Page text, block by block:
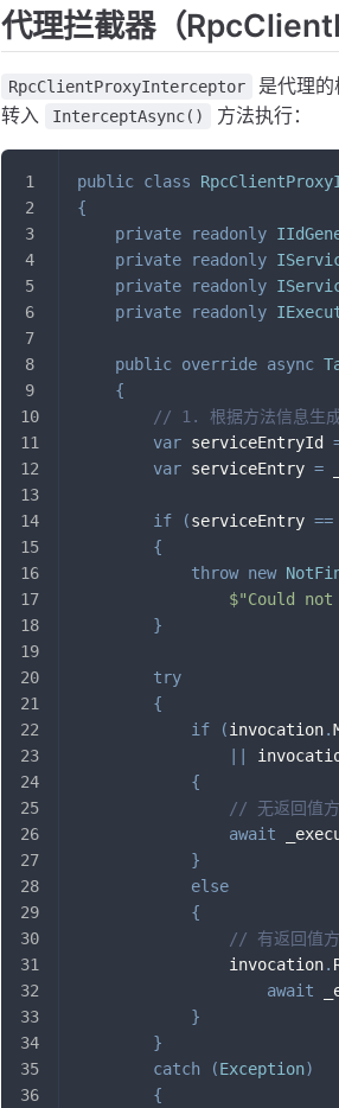
代理拦截器（
RpcClientProxyInterceptor
是代理
转入
InterceptAsync() 方法执行：
public class
{
private
readonly
private
readonly
private
readonly
private
readonly
public override async
{
// 1. 根据方法信息生
var serviceEntryId
var serviceEntry =
if (serviceEntry ==
{
throw new
$"Could
}
try
{
if
(invocation.
{
// 无返回值
await
}
else
{
// 有返回值
                invocation
.
await
}
}
catch
(Exception)
{